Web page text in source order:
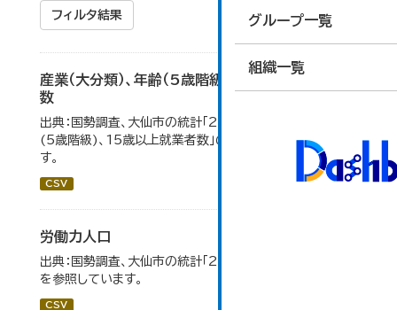
グループ一覧
組織一覧
フィルタ結果
産業（大分類）、年齢（5歳階級）、15歳以上就業者
数
出典：国勢調査、大仙市の統計「2-7 産業(大分類)、年齢
(5歳階級)、15歳以上就業者数」のデータを参照していま
す。
CSV
労働力人口
出典：国勢調査、大仙市の統計「2-6 労働力人口」のデータ
を参照しています。
CSV